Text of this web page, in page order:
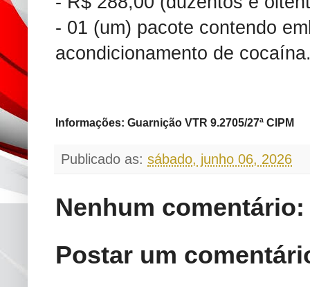
- 01 (um) pacote contendo
acondicionamento de
Informações: Guarnição VTR 9.2705/27ª CIPM
Publicado as: sábado, junho 06, 2026
Nenhum comentário:
Postar um